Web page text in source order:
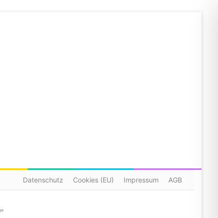
Datenschutz Cookies (EU) Impressum AGB